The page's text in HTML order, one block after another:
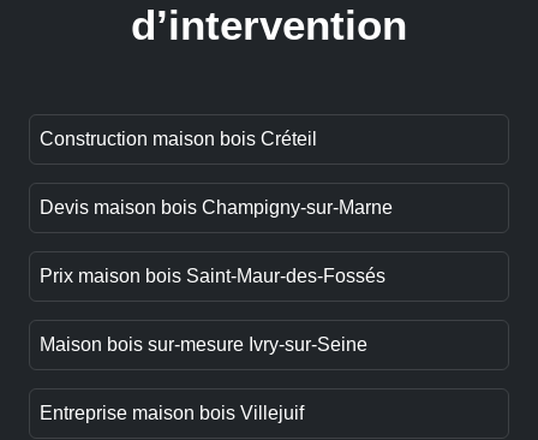
d’intervention
Construction maison bois Créteil
Devis maison bois Champigny-sur-Marne
Prix maison bois Saint-Maur-des-Fossés
Maison bois sur-mesure Ivry-sur-Seine
Entreprise maison bois Villejuif